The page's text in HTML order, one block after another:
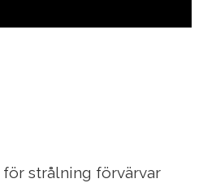
strålning förvärvar